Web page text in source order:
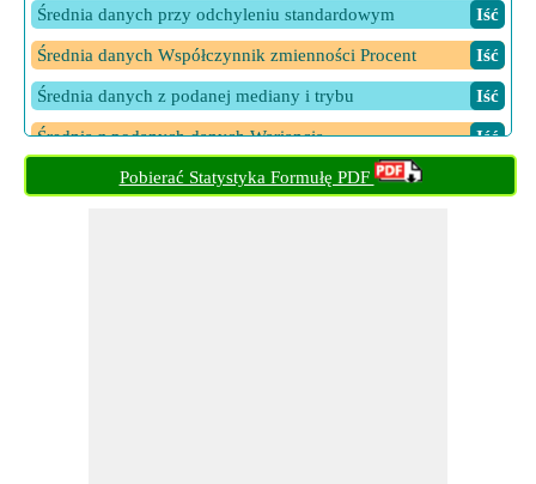
Średnia danych przy odchyleniu standardowym ​ Iść
Średnia danych Współczynnik zmienności Procent ​ Iść
Średnia danych z podanej mediany i trybu ​ Iść
Średnia z podanych danych Wariancja ​ Iść
Pobierać Statystyka Formułę PDF